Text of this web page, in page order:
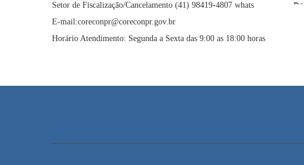
Setor de Fiscalização/Cancelamento (41) 98419-4807 whats
E-mail:coreconpr@coreconpr.gov.br
Horário Atendimento: Segunda a Sexta das 9:00 as 18:00 horas